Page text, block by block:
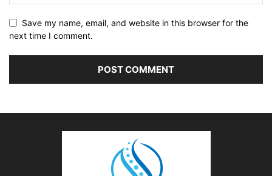
Save my name, email, and website in this browser for the
next time I comment.